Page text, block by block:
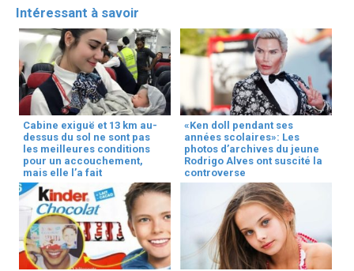
Intéressant à savoir
Cabine exiguë et 13 km au-
dessus du sol ne sont pas
les meilleures conditions
pour un accouchement,
mais elle l’a fait
«Ken doll pendant ses
années scolaires»: Les
photos d’archives du jeune
Rodrigo Alves ont suscité la
controverse